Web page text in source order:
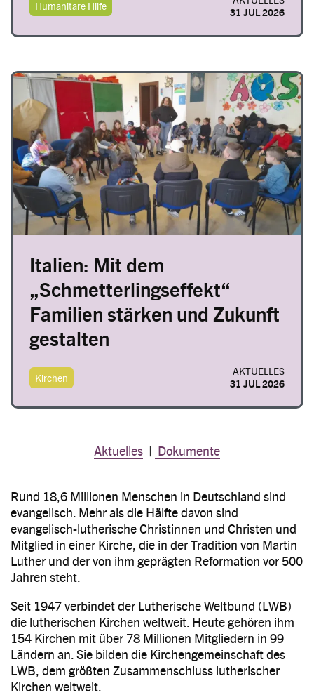
Humanitäre Hilfe
31 JUL 2026
Image
Italien: Mit dem
„Schmetterlingseffekt“
Familien stärken und Zukunft
gestalten
Kirchen
AKTUELLES
31 JUL 2026
Aktuelles | Dokumente
Rund 18,6 Millionen Menschen in Deutschland sind
evangelisch. Mehr als die Hälfte davon sind
evangelisch-lutherische Christinnen und Christen und
Mitglied in einer Kirche, die in der Tradition von Martin
Luther und der von ihm geprägten Reformation vor 500
Jahren steht.
Seit 1947 verbindet der Lutherische Weltbund (LWB)
die lutherischen Kirchen weltweit. Heute gehören ihm
154 Kirchen mit über 78 Millionen Mitgliedern in 99
Ländern an. Sie bilden die Kirchengemeinschaft des
LWB, dem größten Zusammenschluss lutherischer
Kirchen weltweit.